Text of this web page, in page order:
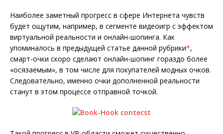
Наиболее заметный прогресс в сфере Интернета чувств
будет ощутим, например, в сегменте видеоигр с эффектом
виртуальной реальности и онлайн-шопинга. Как
упоминалось в предыдущей статье данной рубрики*,
смарт-очки скоро сделают онлайн-шопинг гораздо более
«осязаемым», в том числе для покупателей модных очков.
Следовательно, именно очки дополненной реальности
станут в этом процессе отправной точкой.